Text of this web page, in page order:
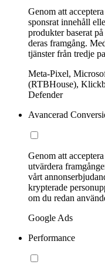
Genom att
sponsrat innehåll
produkter baserat
deras framgång.
tjänster från tredje
Meta-Pixel,
(RTBHouse),
Defender
Avancerad
Genom att
utvärdera
vårt
krypterade
om du redan
Google Ads
Performance